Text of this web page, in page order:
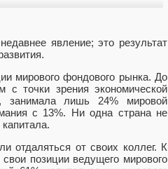
явление; это результат
мирового фондового рынка. До
точки зрения экономической
занимала лишь 24% мировой
с 13%. Ни одна страна не
отдаляться от своих коллег. К
позиции ведущего мирового